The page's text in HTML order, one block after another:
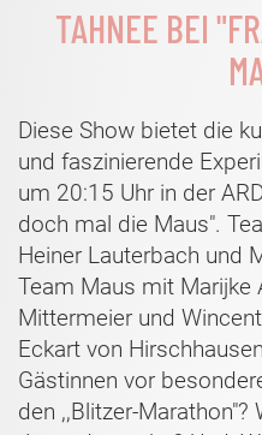
TAHNEE BEI
Diese Show bietet die
und faszinierende
um 20:15 Uhr in der
doch mal die Maus".
Heiner Lauterbach und
Team Maus mit Marijke
Mittermeier und
Eckart von
Gästinnen vor
den ,,Blitzer-